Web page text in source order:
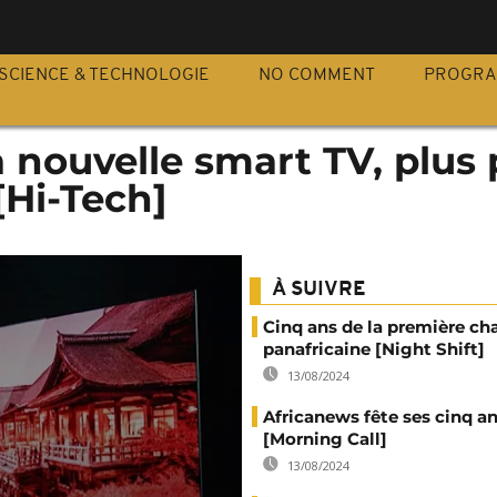
SCIENCE & TECHNOLOGIE NO COMMENT
nouvelle smart TV, plus
Tech]
À SUIVRE
Cinq ans de la première
panafricaine [Night Shift]
13/08/2024
Africanews fête ses cinq
[Morning Call]
13/08/2024